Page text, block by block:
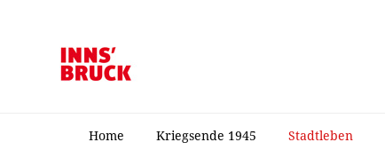
Home Kriegsende 1945 Stadtleben